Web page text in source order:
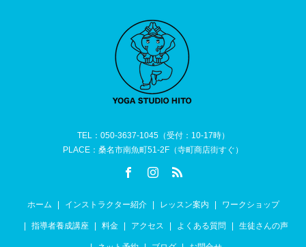
TEL：050-3637-1045（受付：10-17時）
PLACE：桑名市南魚町51-2F（寺町商店街すぐ）
ホーム インストラクター紹介 レッスン案内 ワークショップ
指導者養成講座 料金 アクセス よくある質問 生徒さんの声